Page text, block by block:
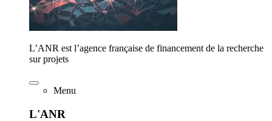
L’ANR est l’agence française de financement de la recherche
sur projets
Menu
L'ANR